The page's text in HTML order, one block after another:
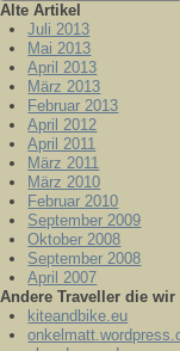
Alte Artikel
Juli 2013
Mai 2013
April 2013
März 2013
Februar 2013
April 2012
April 2011
März 2011
März 2010
Februar 2010
September 2009
Oktober 2008
September 2008
April 2007
Andere Traveller die
kiteandbike.eu